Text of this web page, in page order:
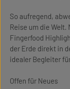
So aufregend,
Reise um die
Fingerfood
der Erde direkt in
idealer Begleiter
Offen für Neues